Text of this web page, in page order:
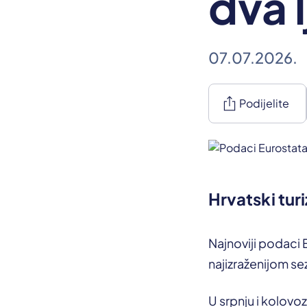
07.07.2026.
ios_share Podijelite
Hrvatski
Najnoviji podaci
najizraženijom
U srpnju i